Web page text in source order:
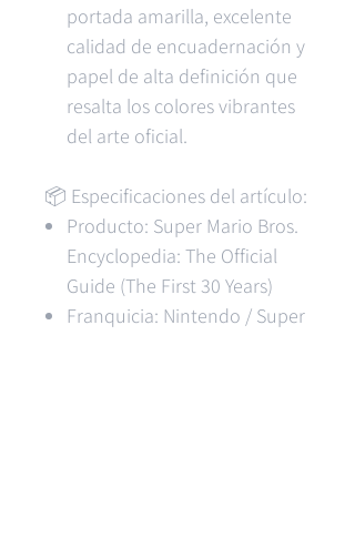
portada amarilla, excelente
calidad de encuadernación y
papel de alta definición que
resalta los colores vibrantes
del arte oficial.
📦 Especificaciones del artículo:
Producto: Super Mario Bros.
Encyclopedia: The Official
Guide (The First 30 Years)
Franquicia: Nintendo / Super